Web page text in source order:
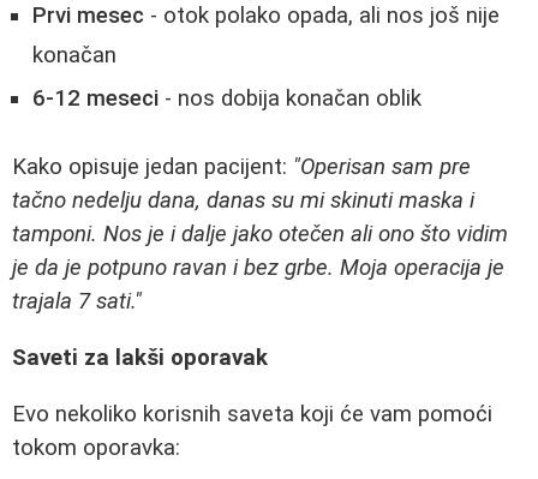
Prvi mesec - otok polako opada, ali nos još nije
konačan
6-12 meseci - nos dobija konačan oblik
Kako opisuje jedan pacijent: "Operisan sam pre
tačno nedelju dana, danas su mi skinuti maska i
tamponi. Nos je i dalje jako otečen ali ono što vidim
je da je potpuno ravan i bez grbe. Moja operacija je
trajala 7 sati."
Saveti za lakši oporavak
Evo nekoliko korisnih saveta koji će vam pomoći
tokom oporavka: